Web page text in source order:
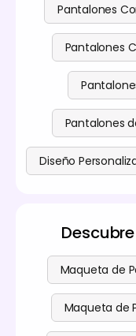
Pantalones
Pantalones
Pantalones
Diseño
Maqueta de
Maqueta de